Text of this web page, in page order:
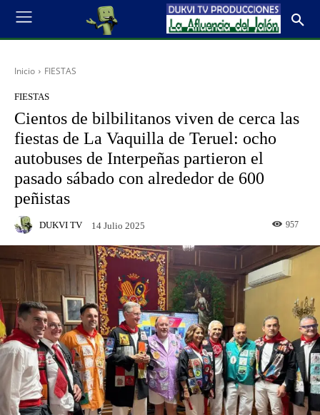
Inicio FIESTAS
FIESTAS
Cientos de bilbilitanos viven de cerca las
fiestas de La Vaquilla de Teruel: ocho
autobuses de Interpeñas partieron el
pasado sábado con alrededor de 600
peñistas
DUKVI TV 14 Julio 2025 957